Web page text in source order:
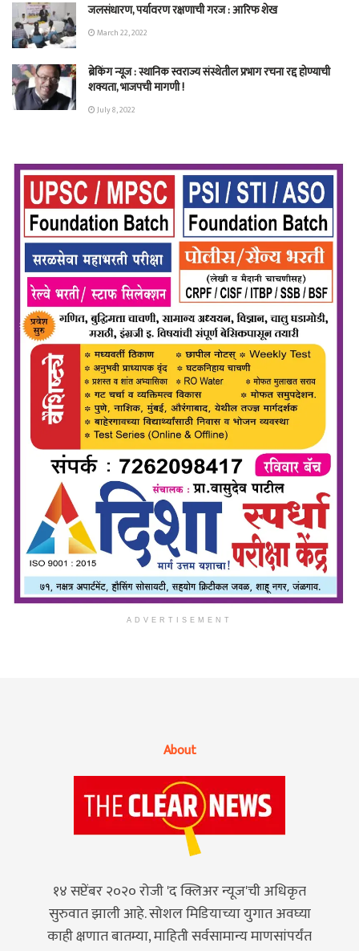
जलसंधारण, पर्यावरण रक्षणाची गरज : आरिफ शेख
March 22, 2022
ब्रेकिंग न्यूज : स्थानिक स्वराज्य संस्थेतील प्रभाग रचना रद्द होण्याची
शक्यता, भाजपची मागणी !
July 8, 2022
ADVERTISEMENT
About
१४ सप्टेंबर २०२० रोजी 'द क्लिअर न्यूज'ची अधिकृत
सुरुवात झाली आहे. सोशल मिडियाच्या युगात अवघ्या
काही क्षणात बातम्या, माहिती सर्वसामान्य माणसांपर्यंत